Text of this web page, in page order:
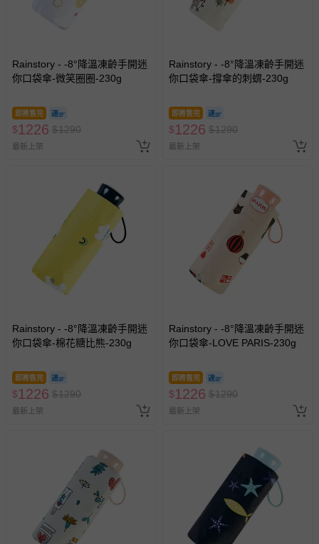
Rainstory - -8°降溫凍齡手開迷
你口袋傘-微笑圈圈-230g
即將售完
$1226 $1290
最新上架
Rainstory - -8°降溫凍齡手開迷
你口袋傘-撐傘的刺蝟-230g
即將售完
$1226 $1290
最新上架
Rainstory - -8°降溫凍齡手開迷
你口袋傘-棉花糖比熊-230g
即將售完
$1226 $1290
最新上架
Rainstory - -8°降溫凍齡手開迷
你口袋傘-LOVE PARIS-230g
即將售完
$1226 $1290
最新上架